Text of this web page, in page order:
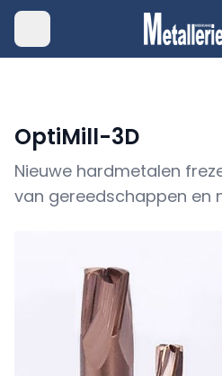
OptiMill-3D
Nieuwe hardmetalen
van gereedschappen en